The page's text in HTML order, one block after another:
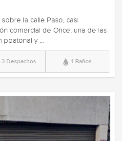
la calle Paso, casi
comercial de Once, una de las
peatonal y ...
3 Despachos 1 Baños